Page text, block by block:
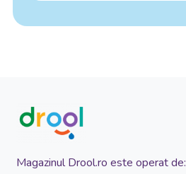
Magazinul Drool.ro este operat de: